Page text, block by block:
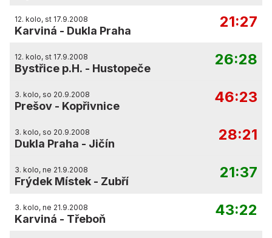
12. kolo, st 17.9.2008
Karviná - Dukla Praha
21:27
12. kolo, st 17.9.2008
Bystřice p.H. - Hustopeče
26:28
3. kolo, so 20.9.2008
Prešov - Kopřivnice
46:23
3. kolo, so 20.9.2008
Dukla Praha - Jičín
28:21
3. kolo, ne 21.9.2008
Frýdek Místek - Zubří
21:37
3. kolo, ne 21.9.2008
Karviná - Třeboň
43:22